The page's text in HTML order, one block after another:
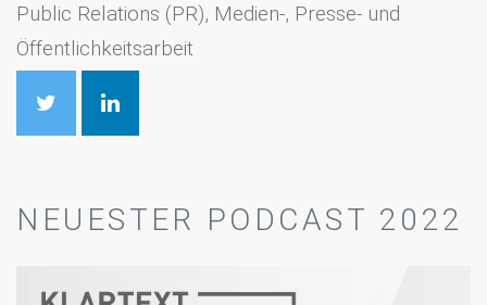
Public Relations (PR), Medien-, Presse- und
Öffentlichkeitsarbeit
NEUESTER PODCAST 2022